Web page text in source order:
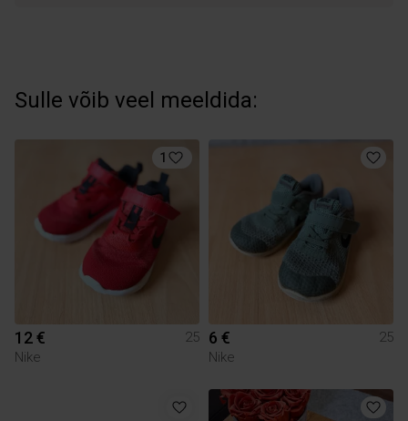
Sulle võib veel meeldida:
1
12 €
25
Nike
6 €
25
Nike